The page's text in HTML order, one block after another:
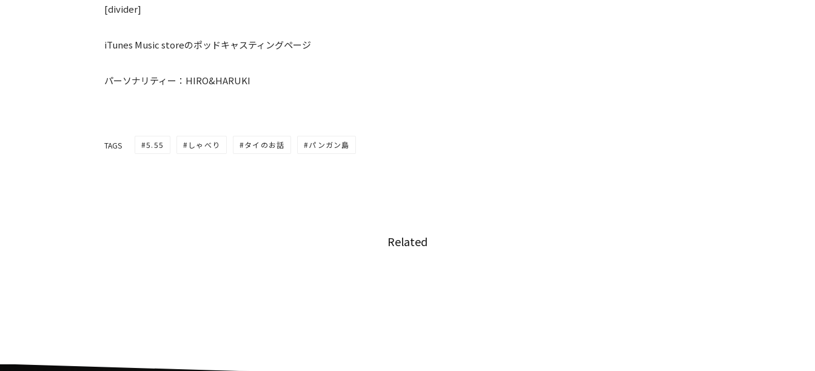
[divider]
iTunes Music storeのポッドキャスティングページ
パーソナリティー：HIRO&HARUKI
TAGS 5.55 しゃべり タイのお話 パンガン島
Related